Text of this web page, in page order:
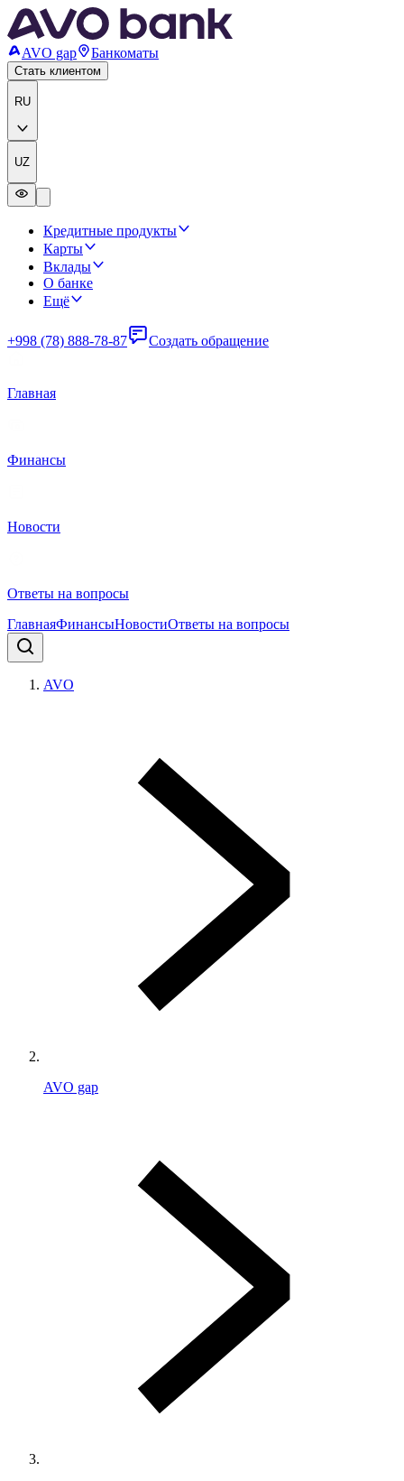
AVO gap Банкоматы
Стать клиентом
RU
UZ
Кредитные продукты
Карты
Вклады
О банке
Ещё
+998 (78) 888-78-87 Создать обращение
Главная
Финансы
Новости
Ответы на вопросы
ГлавнаяФинансыНовостиОтветы на вопросы
AVO
AVO gap